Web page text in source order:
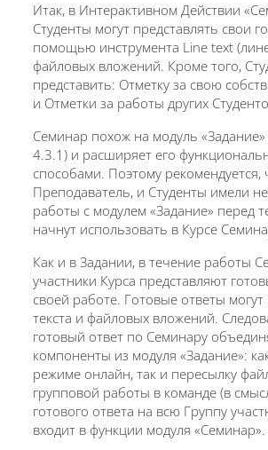
Итак, в Интерактивном Действии
Студенты могут представлять свои
помощью инструмента Line text
файловых вложений. Кроме того,
представить: Отметку за свою
и Отметки за работы других
Семинар похож на модуль «Задание»
4.3.1) и расширяет его
способами. Поэтому рекомендуется,
Преподаватель, и Студенты имели
работы с модулем «Задание» перед
начнут использовать в Курсе
Как и в Задании, в течение работы
участники Курса представляют
своей работе. Готовые ответы могут
текста и файловых вложений.
готовый ответ по Семинару
компоненты из модуля «Задание»:
режиме онлайн, так и пересылку
групповой работы в команде (в
готового ответа на всю Группу
входит в функции модуля «Семинар».